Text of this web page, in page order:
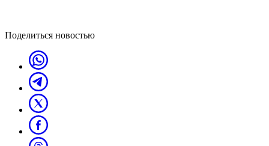
Поделиться новостью